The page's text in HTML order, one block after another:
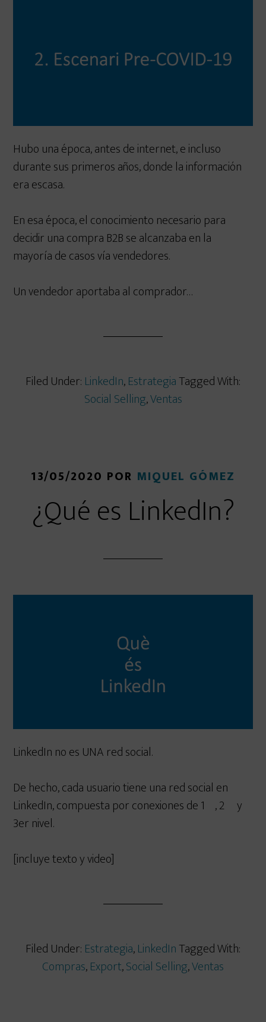
Hubo una época, antes de internet, e incluso
durante sus primeros años, donde la información
era escasa.
En esa época, el conocimiento necesario para
decidir una compra B2B se alcanzaba en la
mayoría de casos vía vendedores.
Un vendedor aportaba al comprador…
Filed Under: LinkedIn,EstrategiaTagged With:
Social Selling,Ventas
13/05/2020 POR MIQUEL GÓMEZ
¿Qué es LinkedIn?
LinkedIn no es UNA red social.
De hecho, cada usuario tiene una red social en
LinkedIn, compuesta por conexiones de 1º, 2º y
3er nivel.
[incluye texto y video]
Filed Under: Estrategia,LinkedInTagged With:
Compras,Export,Social Selling,Ventas